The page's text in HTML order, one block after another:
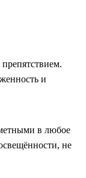
и
в любое
не